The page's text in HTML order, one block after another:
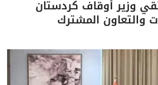
وزير أوقاف كردستان
والتعاون المشترك